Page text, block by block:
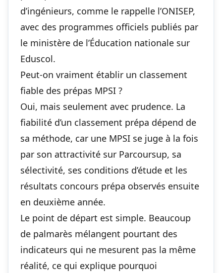
d’ingénieurs, comme le rappelle l’ONISEP,
avec des programmes officiels publiés par
le ministère de l’Éducation nationale sur
Eduscol.
Peut-on vraiment établir un classement
fiable des prépas MPSI ?
Oui, mais seulement avec prudence. La
fiabilité d’un classement prépa dépend de
sa méthode, car une MPSI se juge à la fois
par son attractivité sur Parcoursup, sa
sélectivité, ses conditions d’étude et les
résultats concours prépa observés ensuite
en deuxième année.
Le point de départ est simple. Beaucoup
de palmarès mélangent pourtant des
indicateurs qui ne mesurent pas la même
réalité, ce qui explique pourquoi